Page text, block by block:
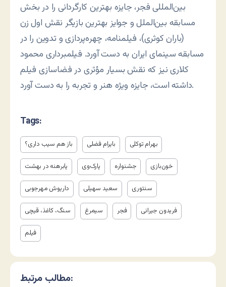
بین‌المللی فجر، جایزه بهترین کارگردانی را در بخش
مسابقه بین‌الملل و جوایز بهترین بازیگر نقش اول زن
(باران کوثری)، فیلمنامه، چهره‌پردازی و تدوین را در
مسابقه سینمای ایران به دست آورد. فیلمبرداری محمود
کلاری نیز که نقش بسیار مؤثری در فضاسازی فیلم
داشته است، جایزه ویژه هنر و تجربه را به دست آورد.
Tags:
باز هم سیب داری؟ بایرام فضلی بهرام توکلی
پابرهنه در بهشت پارک‌وی جشنواره خون‌بازی
داریوش مهرجوبی سعید سهیلی سنتوری
سنگ، کاغذ، قیچی سیمرغ فجر فریدون جیرانی
فیلم
مطالب مرتبط: